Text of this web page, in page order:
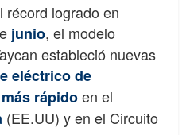
récord logrado en
junio, el modelo
estableció nuevas
eléctrico de
rápidoen el
(EE.UU) y en el Circuito